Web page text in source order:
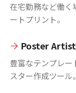
在宅勤務など働く
ートプリント。
Poster Artist
豊富なテンプレ
スター作成ツール。